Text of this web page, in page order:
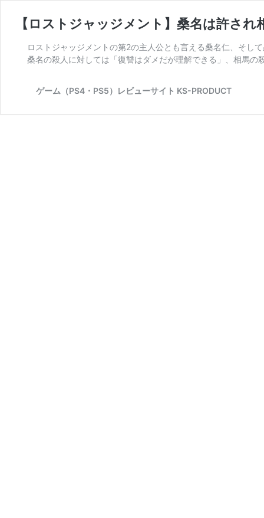
【ロストジャッジメント】桑名は許さ
ロストジャッジメントの第2の主人公とも言える桑名仁、そし
桑名の殺人に対しては「復讐はダメだが理解できる」、相馬
ゲーム（PS4・PS5）レビューサイト KS-PRODUCT